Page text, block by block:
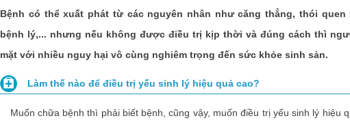
Bệnh có thể xuất phát từ các nguyên nhân như căng thẳng, thói quen
bệnh lý,... nhưng nếu không được điều trị kịp thời và đúng cách thì
mặt với nhiều nguy hại vô cùng nghiêm trọng đến sức khỏe sinh sản.
Làm thế nào để điều trị yếu sinh lý hiệu quả cao?
Muốn chữa bệnh thì phải biết bệnh, cũng vậy, muốn điều trị yếu sinh lý hiệu